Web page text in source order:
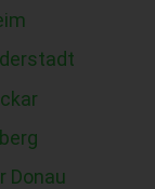
Donau